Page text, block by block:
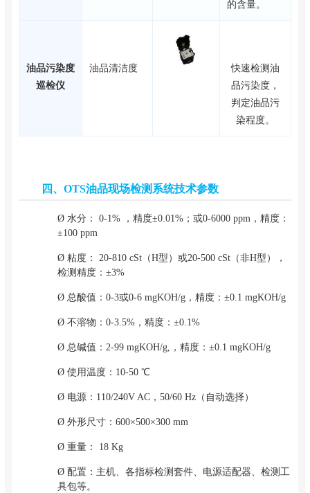
的含量。
油品污染度
巡检仪
油品清洁度
快速检测油
品污染度，
判定油品污
染程度。
四、OTS油品现场检测系统技术参数
Ø 水分： 0-1% ，精度±0.01%；或0-6000 ppm，精度：
±100 ppm
Ø 粘度： 20-810 cSt（H型）或20-500 cSt（非H型），
检测精度：±3%
Ø 总酸值：0-3或0-6 mgKOH/g，精度：±0.1 mgKOH/g
Ø 不溶物：0-3.5%，精度：±0.1%
Ø 总碱值：2-99 mgKOH/g,，精度：±0.1 mgKOH/g
Ø 使用温度：10-50 ℃
Ø 电源：110/240V AC，50/60 Hz（自动选择）
Ø 外形尺寸：600×500×300 mm
Ø 重量： 18 Kg
Ø 配置：主机、各指标检测套件、电源适配器、检测工
具包等。